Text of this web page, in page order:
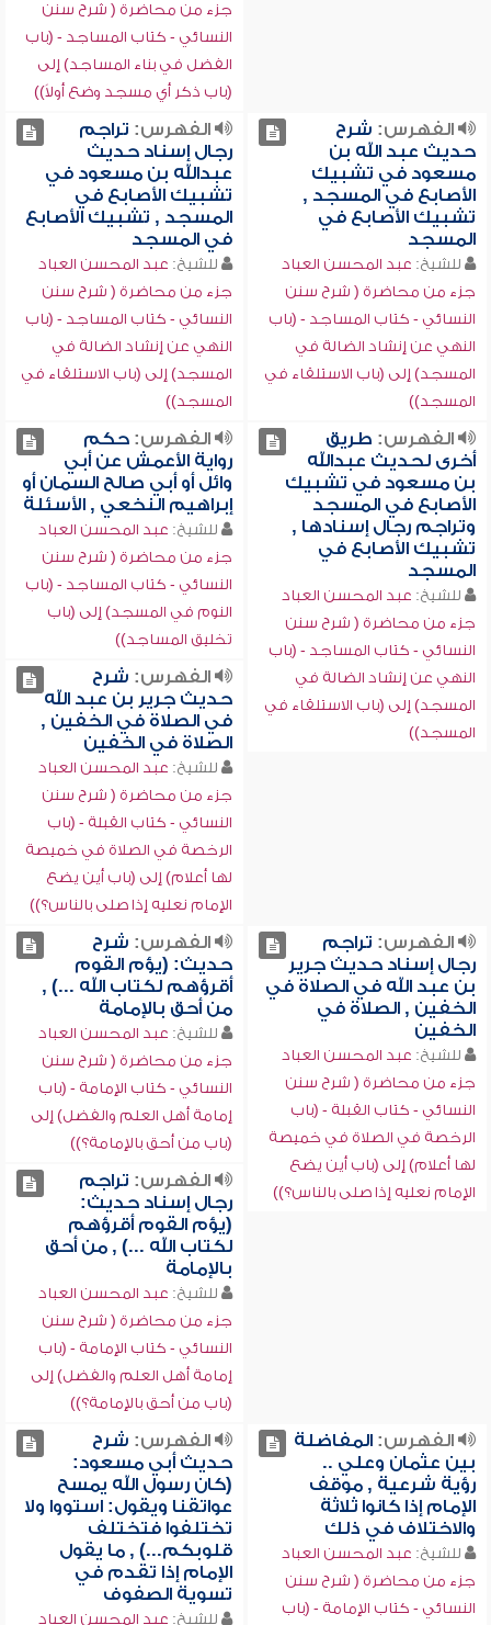
جزء من محاضرة ( شرح سنن
النسائي - كتاب المساجد - (باب
الفضل في بناء المساجد) إلى
(باب ذكر أي مسجد وضع أولاً))
الفهرس: شرح
حديث عبد الله بن
مسعود في تشبيك
الأصابع في المسجد ,
تشبيك الأصابع في
المسجد
للشيخ: عبد المحسن العباد
جزء من محاضرة ( شرح سنن
النسائي - كتاب المساجد - (باب
النهي عن إنشاد الضالة في
المسجد) إلى (باب الاستلقاء في
المسجد))
الفهرس: تراجم
رجال إسناد حديث
عبدالله بن مسعود في
تشبيك الأصابع في
المسجد , تشبيك الأصابع
في المسجد
للشيخ: عبد المحسن العباد
جزء من محاضرة ( شرح سنن
النسائي - كتاب المساجد - (باب
النهي عن إنشاد الضالة في
المسجد) إلى (باب الاستلقاء في
المسجد))
الفهرس: طريق
أخرى لحديث عبدالله
بن مسعود في تشبيك
الأصابع في المسجد
وتراجم رجال إسنادها ,
تشبيك الأصابع في
المسجد
للشيخ: عبد المحسن العباد
جزء من محاضرة ( شرح سنن
النسائي - كتاب المساجد - (باب
النهي عن إنشاد الضالة في
المسجد) إلى (باب الاستلقاء في
المسجد))
الفهرس:حكم
رواية الأعمش عن أبي
وائل أو أبي صالح السمان أو
إبراهيم النخعي , الأسئلة
للشيخ: عبد المحسن العباد
جزء من محاضرة ( شرح سنن
النسائي - كتاب المساجد - (باب
النوم في المسجد) إلى (باب
تخليق المساجد))
الفهرس: شرح
حديث جرير بن عبد الله
في الصلاة في الخفين ,
الصلاة في الخفين
للشيخ: عبد المحسن العباد
جزء من محاضرة ( شرح سنن
النسائي - كتاب القبلة - (باب
الرخصة في الصلاة في خميصة
لها أعلام) إلى (باب أين يضع
الإمام نعليه إذا صلى بالناس؟))
الفهرس: تراجم
رجال إسناد حديث جرير
بن عبد الله في الصلاة في
الخفين , الصلاة في
الخفين
للشيخ: عبد المحسن العباد
جزء من محاضرة ( شرح سنن
النسائي - كتاب القبلة - (باب
الرخصة في الصلاة في خميصة
لها أعلام) إلى (باب أين يضع
الإمام نعليه إذا صلى بالناس؟))
الفهرس: شرح
حديث: (يؤم القوم
أقرؤهم لكتاب الله ...) ,
من أحق بالإمامة
للشيخ: عبد المحسن العباد
جزء من محاضرة ( شرح سنن
النسائي - كتاب الإمامة - (باب
إمامة أهل العلم والفضل) إلى
(باب من أحق بالإمامة؟))
الفهرس: تراجم
رجال إسناد حديث:
(يؤم القوم أقرؤهم
لكتاب الله ...) , من أحق
بالإمامة
للشيخ: عبد المحسن العباد
جزء من محاضرة ( شرح سنن
النسائي - كتاب الإمامة - (باب
إمامة أهل العلم والفضل) إلى
(باب من أحق بالإمامة؟))
الفهرس:المفاضلة
بين عثمان وعلي ..
رؤية شرعية , موقف
الإمام إذا كانوا ثلاثة
والاختلاف في ذلك
للشيخ: عبد المحسن العباد
جزء من محاضرة ( شرح سنن
النسائي - كتاب الإمامة - (باب
الفهرس: شرح
حديث أبي مسعود:
(كان رسول الله يمسح
عواتقنا ويقول: استووا ولا
تختلفوا فتختلف
قلوبكم...) , ما يقول
الإمام إذا تقدم في
تسوية الصفوف
للشيخ: عبد المحسن العباد